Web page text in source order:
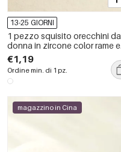
13-25 GIORNI
1 pezzo squisito orecchini da
donna in zircone color rame e
oro
€1,19
Ordine min. di 1 pz.
magazzino in Cina